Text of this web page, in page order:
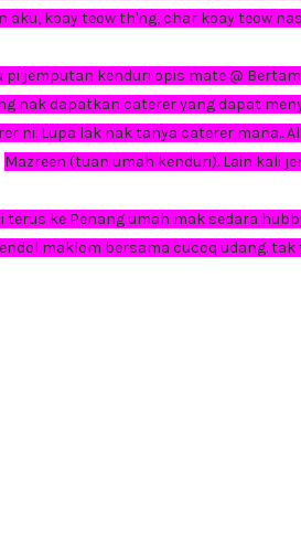
aku, koay teow th'ng, char koay teow
pi jemputan kenduri opis mate @
nak dapatkan caterer yang dapat
ni. Lupa lak nak tanya caterer mana..
Mazreen (tuan umah kenduri). Lain kali
terus ke Penang umah mak sedara
maklom bersama cucoq udang. tak